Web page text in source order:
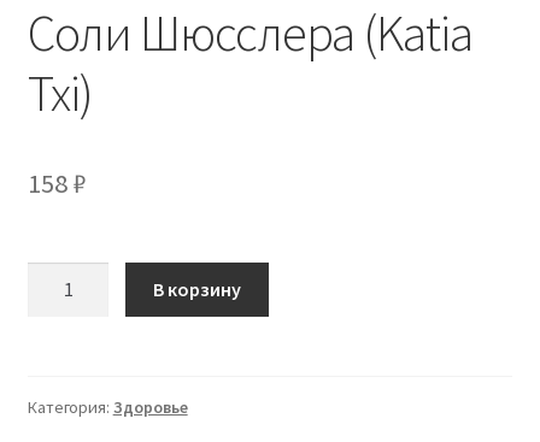
Соли Шюсслера (Katia
Txi)
158₽
(Katia
В корзину
Категория: Здоровье